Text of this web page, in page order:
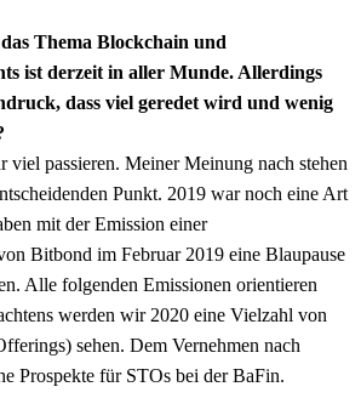
Thema Blockchain und
ist derzeit in aller Munde. Allerdings
dass viel geredet wird und wenig
viel passieren. Meiner Meinung nach stehen
Punkt. 2019 war noch eine Art
mit der Emission einer
Bitbond im Februar 2019 eine Blaupause
Alle folgenden Emissionen orientieren
werden wir 2020 eine Vielzahl von
sehen. Dem Vernehmen nach
Prospekte für STOs bei der BaFin.